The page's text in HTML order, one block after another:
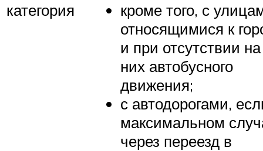
категория
кроме того, с
относящимися к
и при отсутствии на
них автобусного
движения;
с автодорогами,
максимальном
через переезд в